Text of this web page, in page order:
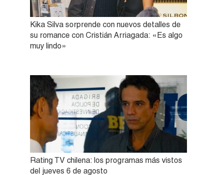
Kika Silva sorprende con nuevos detalles de
su romance con Cristián Arriagada: «Es algo
muy lindo»
Rating TV chilena: los programas más vistos
del jueves 6 de agosto